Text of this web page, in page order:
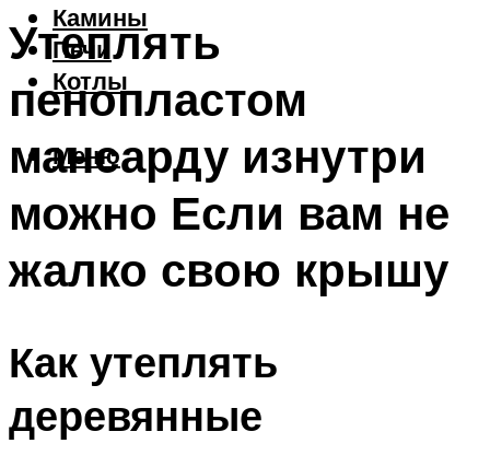
Камины
Печи
Котлы
Меню
Утеплять
пенопластом
мансарду изнутри
можно Если вам не
жалко свою крышу
Как утеплять
деревянные